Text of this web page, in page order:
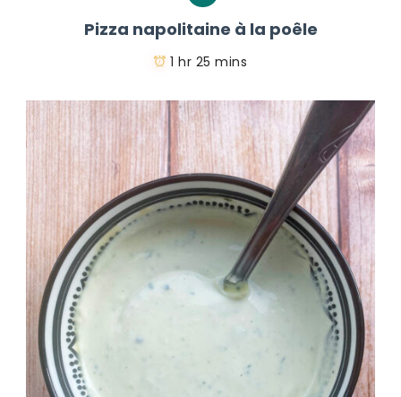
Pizza napolitaine à la poêle
1 hr 25 mins